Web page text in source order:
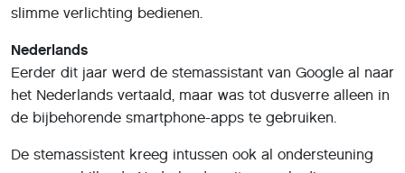
slimme verlichting bedienen.
Nederlands
Eerder dit jaar werd de stemassistant van Google al naar
het Nederlands vertaald, maar was tot dusverre alleen in
de bijbehorende smartphone-apps te gebruiken.
De stemassistent kreeg intussen ook al ondersteuning